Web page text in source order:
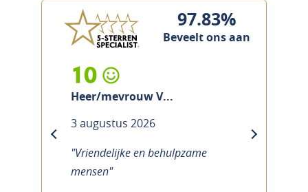
97.83%
Beveelt ons aan
9
Heer/mevrouw N...
31 juli 2026
"Klantvriendelijk"
next